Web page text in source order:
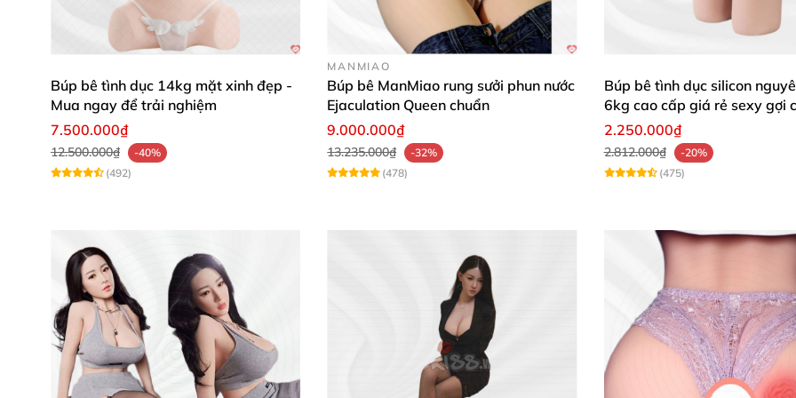
Búp bê tình dục 14kg mặt xinh đẹp -
Mua ngay để trải nghiệm
7.500.000₫
12.500.000₫
-40%
(492)
MANMIAO
Búp bê ManMiao rung sưởi phun nước
Ejaculation Queen chuẩn
9.000.000₫
13.235.000₫
-32%
(478)
Búp bê tình dục silicon
6kg cao cấp giá rẻ sexy gợi
2.250.000₫
2.812.000₫
-20%
(475)